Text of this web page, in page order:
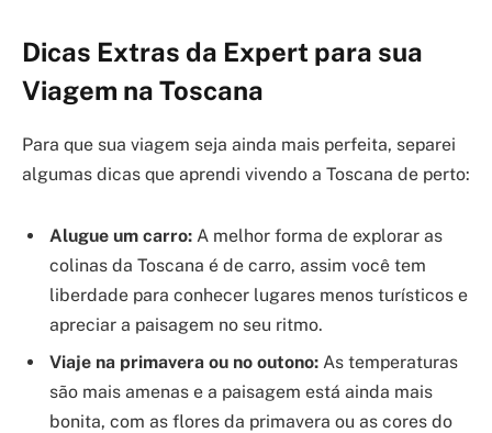
Dicas Extras da Expert para sua
Viagem na Toscana
Para que sua viagem seja ainda mais perfeita, separei
algumas dicas que aprendi vivendo a Toscana de perto:
Alugue um carro: A melhor forma de explorar as
colinas da Toscana é de carro, assim você tem
liberdade para conhecer lugares menos turísticos e
apreciar a paisagem no seu ritmo.
Viaje na primavera ou no outono: As temperaturas
são mais amenas e a paisagem está ainda mais
bonita, com as flores da primavera ou as cores do